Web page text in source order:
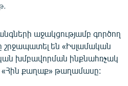
աջակցությամբ գործող
շրջապատել են «Իսլամական
խմբավորման ինքնահռչակ
«Հին քաղաք» թաղամասը: